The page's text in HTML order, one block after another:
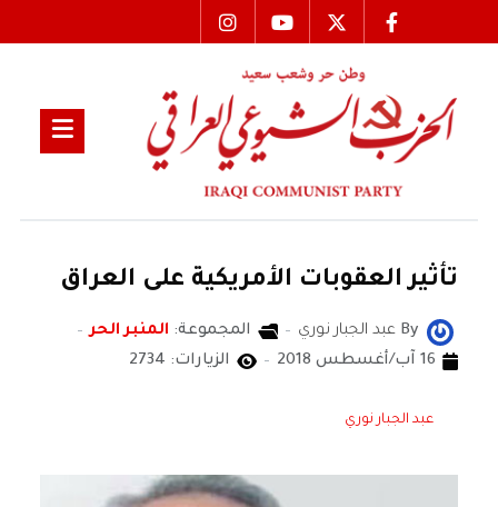
تأثير العقوبات الأمريكية على العراق
By عبد الجبار نوري المجموعة: المنبر الحر
16 آب/أغسطس 2018
الزيارات: 2734
عبد الجبار نوري